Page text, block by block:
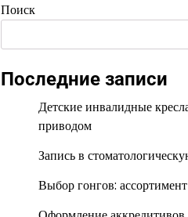
Поиск
Последние записи
Детские инвалидные
приводом
Запись в
Выбор гонгов: